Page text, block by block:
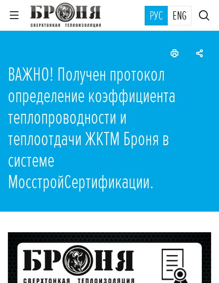
РУС ENG
ВАЖНО! Получен протокол
определение коэффициента
теплопроводности и
теплоотдачи ЖКТМ Броня в
системе
МосстройСертификации.